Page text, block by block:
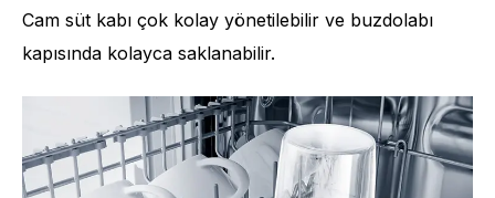
Cam süt kabı çok kolay yönetilebilir ve buzdolabı
kapısında kolayca saklanabilir.